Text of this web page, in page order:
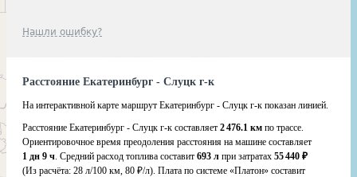
Нашли ошибку?
Расстояние Екатеринбург - Слуцк г-к
На интерактивной карте маршрут Екатеринбург - Слуцк г-к показан линией.
Расстояние Екатеринбург - Слуцк г-к составляет 2 476.1 км по трассе.
Ориентировочное время преодоления расстояния на машине составляет
1 дн 9 ч. Средний расход топлива составит 693 л при затратах 55 440 ₽
(Из расчёта: 28 л/100 км, 80 ₽/л). Плата по системе «Платон» составит